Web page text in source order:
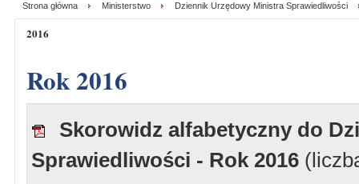
Strona główna Ministerstwo Dziennik Urzędowy Ministra Sprawiedliwości
2016
Rok 2016
Skorowidz alfabetyczny do
Sprawiedliwości - Rok 2016